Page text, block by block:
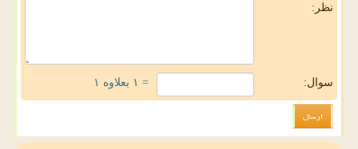
نظر:
سوال: = ۱ بعلاوه ۱